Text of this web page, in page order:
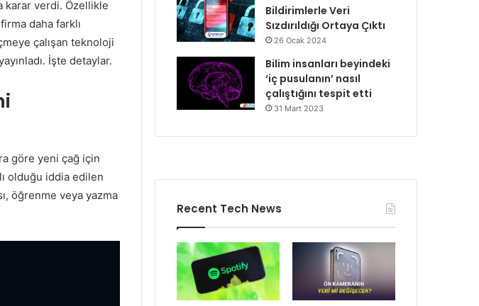
karar verdi. Özellikle
daha farklı
çalışan teknoloji
İşte detaylar.
göre yeni çağ için
olduğu iddia edilen
öğrenme veya yazma
Bildirimlerle Veri
Sızdırıldığı Ortaya Çıktı
26 Ocak 2024
Bilim insanları beyindeki
‘iç pusulanın’ nasıl
çalıştığını tespit etti
31 Mart 2023
Recent Tech News